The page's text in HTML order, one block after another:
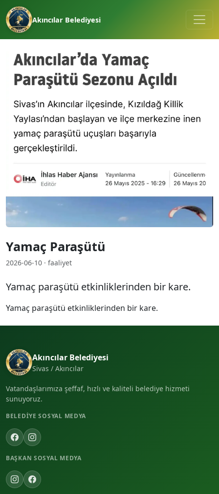
Akıncılar Belediyesi
Yamaç Paraşütü
2026-06-10 · faaliyet
Yamaç paraşütü etkinliklerinden bir kare.
Yamaç paraşütü etkinliklerinden bir kare.
Akıncılar Belediyesi
Sivas / Akıncılar
Vatandaşlarımıza şeffaf, hızlı ve kaliteli belediye hizmeti
sunuyoruz.
BELEDIYE SOSYAL MEDYA
BAŞKAN SOSYAL MEDYA